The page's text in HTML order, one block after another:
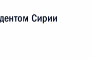
Сирии